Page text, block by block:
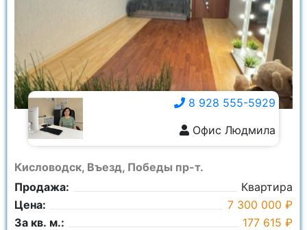
Ничего не выбрано
Площадь общая:
Кисловодск, Въезд, Победы пр-т.
Продажа:
Квартира
Цена:
7 300 000 ₽
За кв. м.:
177 615 ₽
8 928 555-5929
Офис Людмила